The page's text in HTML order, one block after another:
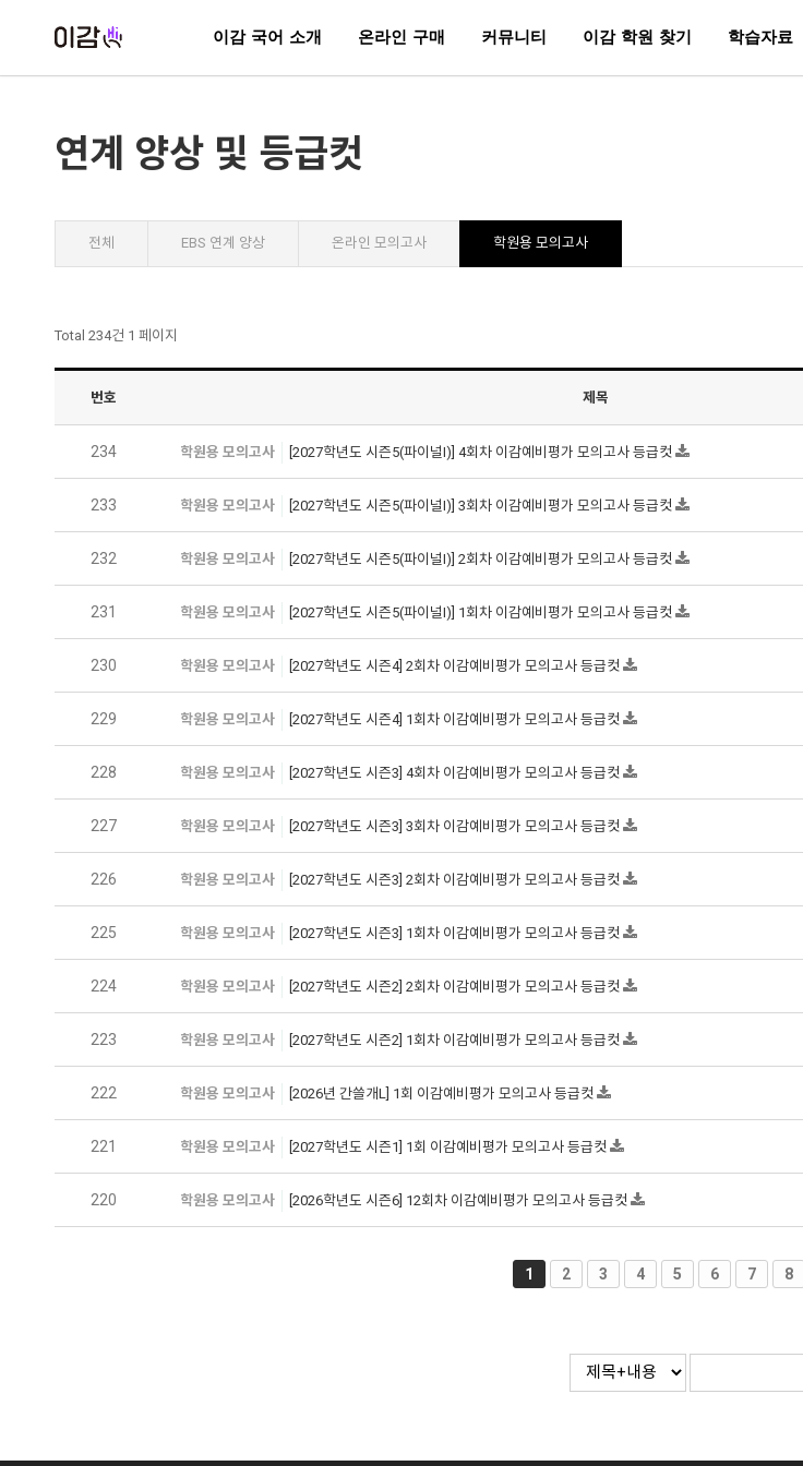
이감 국어 소개 온라인 구매 커뮤니티 이감 학원 찾기 학습자료
연계 양상 및 등급컷
전체 EBS 연계 양상 온라인 모의고사 학원용 모의고사
Total 234건 1 페이지
번호 제목
234 학원용 모의고사 [2027학년도 시즌5(파이널I)] 4회차 이감예비평가 모의고사 등급컷
233 학원용 모의고사 [2027학년도 시즌5(파이널I)] 3회차 이감예비평가 모의고사 등급컷
232 학원용 모의고사 [2027학년도 시즌5(파이널I)] 2회차 이감예비평가 모의고사 등급컷
231 학원용 모의고사 [2027학년도 시즌5(파이널I)] 1회차 이감예비평가 모의고사 등급컷
230 학원용 모의고사 [2027학년도 시즌4] 2회차 이감예비평가 모의고사 등급컷
229 학원용 모의고사 [2027학년도 시즌4] 1회차 이감예비평가 모의고사 등급컷
228 학원용 모의고사 [2027학년도 시즌3] 4회차 이감예비평가 모의고사 등급컷
227 학원용 모의고사 [2027학년도 시즌3] 3회차 이감예비평가 모의고사 등급컷
226 학원용 모의고사 [2027학년도 시즌3] 2회차 이감예비평가 모의고사 등급컷
225 학원용 모의고사 [2027학년도 시즌3] 1회차 이감예비평가 모의고사 등급컷
224 학원용 모의고사 [2027학년도 시즌2] 2회차 이감예비평가 모의고사 등급컷
223 학원용 모의고사 [2027학년도 시즌2] 1회차 이감예비평가 모의고사 등급컷
222 학원용 모의고사 [2026년 간쓸개L] 1회 이감예비평가 모의고사 등급컷
221 학원용 모의고사 [2027학년도 시즌1] 1회 이감예비평가 모의고사 등급컷
220 학원용 모의고사 [2026학년도 시즌6] 12회차 이감예비평가 모의고사 등급컷
1 2 3 4 5 6 7 8